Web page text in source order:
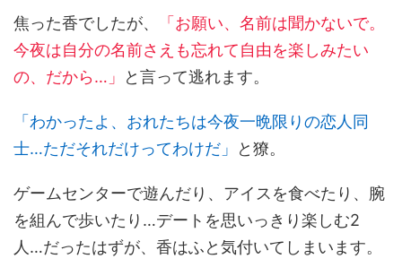
焦った香でしたが、
「お願い、名前は聞かないで。
今夜は自分の名前さえも忘れて自由を楽しみたい
の、だから…」
と言って逃れます。
「わかったよ、おれたちは今夜一晩限りの恋人同
士…ただそれだけってわけだ」
と獠。
ゲームセンターで遊んだり、アイスを食べたり、腕
を組んで歩いたり…デートを思いっきり楽しむ2
人…だったはずが、香はふと気付いてしまいます。